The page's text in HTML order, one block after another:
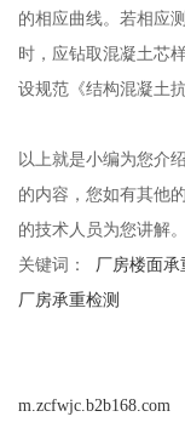
的相应曲线。若相应
时，应钻取混凝土芯
设规范《结构混凝土
以上就是小编为您介
的内容，您如有其他
的技术人员为您讲解。
关键词： 厂房楼面承
厂房承重检测
m.zcfwjc.b2b168.com